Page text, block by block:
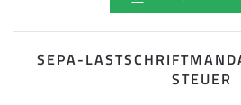
SEPA-
STEUER